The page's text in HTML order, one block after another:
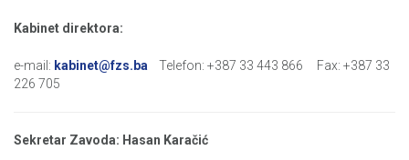
Kabinet direktora:
e-mail: kabinet@fzs.ba Telefon: +387 33 443 866 Fax: +387 33
226 705
Sekretar Zavoda: Hasan Karačić